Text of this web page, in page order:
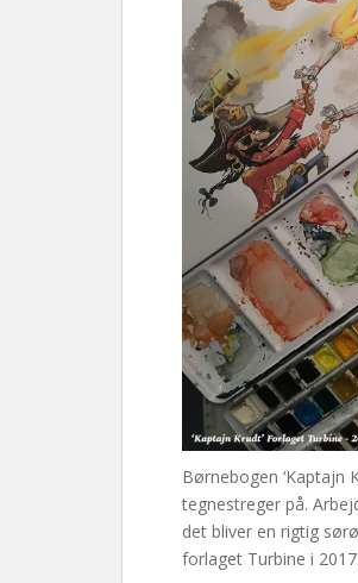
Børnebogen
tegnestreger på.
det bliver en rigtig
forlaget Turbine i 2017.